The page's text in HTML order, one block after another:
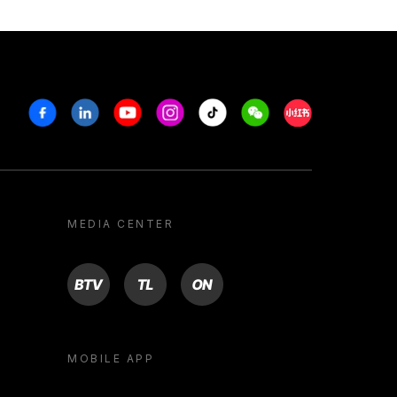
FacebookLinkedinYoutubeInstagram
Tiktok WeechatXiaohongshu/
MEDIA CENTER
BTV TL ON
MOBILE APP